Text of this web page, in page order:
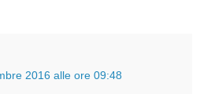
2016 alle ore 09:48